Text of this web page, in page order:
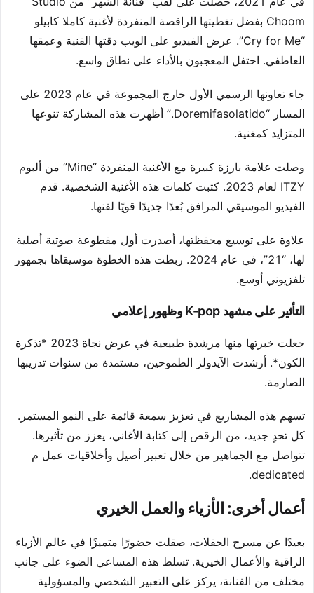
Choom بفضل تغطيتها الراقصة المنفردة لأغنية كاملا كابيلو
“Cry for Me”. عرض الفيديو على الويب دقتها الفنية وعمقها
العاطفي. احتفل المعجبون بالأداء على نطاق واسع.
جاء تعاونها الرسمي الأول خارج المجموعة في عام 2023 على
المسار “Doremifasolatido.” أظهرت هذه المشاركة تنوعها
المتزايد كمغنية.
وصلت علامة بارزة كبيرة مع الأغنية المنفردة “Mine” من ألبوم
ITZY لعام 2023. كتبت كلمات هذه الأغنية الشخصية. قدم
الفيديو الموسيقي المرافق بُعدًا جديدًا قويًا لفنها.
علاوة على توسيع محفظتها، أصدرت أول مقطوعة صوتية أصلية
لها، “21”، في عام 2024. ربطت هذه الخطوة موسيقاها بجمهور
تلفزيوني أوسع.
التأثير على مشهد K-pop وظهور إعلامي
جعلت خبرتها منها مرشدة طبيعية في عرض نجاة 2023 *تذكرة
الكون*. أرشدت الآيدولز الطموحين، مستمدة من سنوات تدريبها
الصارمة.
تسهم هذه المشاريع في تعزيز سمعة قائمة على النمو المستمر.
كل تحدٍ جديد، من الرقص إلى كتابة الأغاني، يعزز من تأثيرها.
تتواصل مع الجماهير من خلال تعبير أصيل وأخلاقيات عمل م
dedicated.
أعمال أخرى: الأزياء والعمل الخيري
بعيدًا عن مسرح الحفلات، صقلت حضورًا متميزًا في عالم الأزياء
الراقية والأعمال الخيرية. تسلط هذه المساعي الضوء على جانب
مختلف من الفنانة، يركز على التعبير الشخصي والمسؤولية